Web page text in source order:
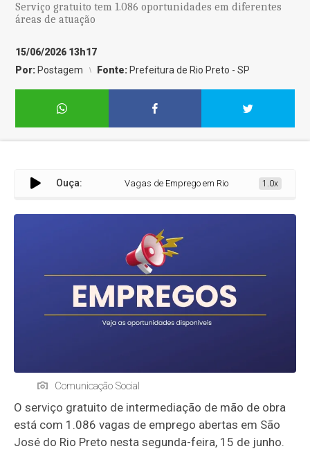
Serviço gratuito tem 1.086 oportunidades em diferentes
áreas de atuação
15/06/2026 13h17
Por: Postagem Fonte: Prefeitura de Rio Preto - SP
Ouça: Vagas de Emprego em Rio Preto nesta segunda-
1.0x
Comunicação Social
O serviço gratuito de intermediação de mão de obra
está com 1.086 vagas de emprego abertas em São
José do Rio Preto nesta segunda-feira, 15 de junho.